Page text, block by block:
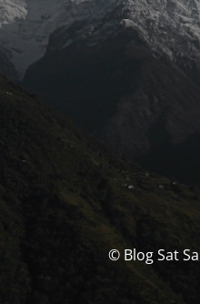
© Blog Sat